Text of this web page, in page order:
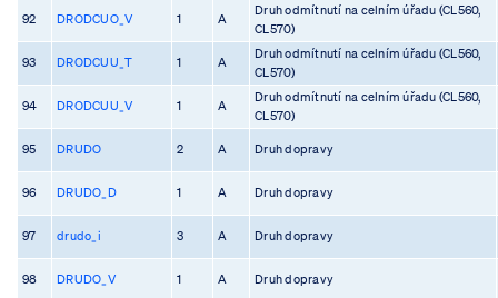
92 DRODCUO_V 1 A
Druh odmítnutí na celním úřadu (CL560,
CL570)
93 DRODCUU_T 1 A
Druh odmítnutí na celním úřadu (CL560,
CL570)
94 DRODCUU_V 1 A
Druh odmítnutí na celním úřadu (CL560,
CL570)
95 DRUDO 2 A Druh dopravy
96 DRUDO_D 1 A Druh dopravy
97 drudo_i 3 A Druh dopravy
98 DRUDO_V 1 A Druh dopravy